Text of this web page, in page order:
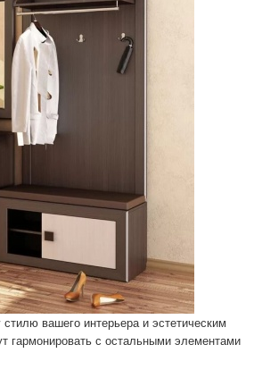
вашего интерьера и эстетическим
гармонировать с остальными элементами